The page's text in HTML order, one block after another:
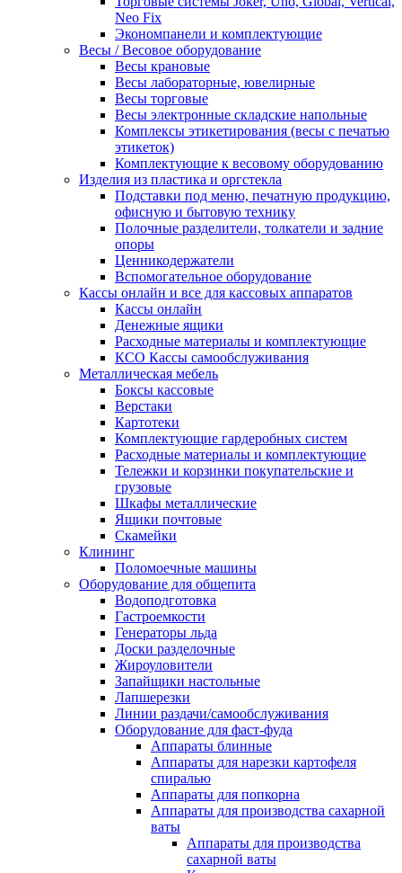
Neo Fix
Экономпанели и комплектующие
Весы / Весовое оборудование
Весы крановые
Весы лабораторные, ювелирные
Весы торговые
Весы электронные складские напольные
Комплексы этикетирования (весы с печатью
этикеток)
Комплектующие к весовому оборудованию
Изделия из пластика и оргстекла
Подставки под меню, печатную продукцию,
офисную и бытовую технику
Полочные разделители, толкатели и задние
опоры
Ценникодержатели
Вспомогательное оборудование
Кассы онлайн и все для кассовых аппаратов
Кассы онлайн
Денежные ящики
Расходные материалы и комплектующие
КСО Кассы самообслуживания
Металлическая мебель
Боксы кассовые
Верстаки
Картотеки
Комплектующие гардеробных систем
Расходные материалы и комплектующие
Тележки и корзинки покупательские и
грузовые
Шкафы металлические
Ящики почтовые
Скамейки
Клининг
Поломоечные машины
Оборудование для общепита
Водоподготовка
Гастроемкости
Генераторы льда
Доски разделочные
Жироуловители
Запайщики настольные
Лапшерезки
Линии раздачи/самообслуживания
Оборудование для фаст-фуда
Аппараты блинные
Аппараты для нарезки картофеля
спиралью
Аппараты для попкорна
Аппараты для производства сахарной
ваты
Аппараты для производства
сахарной ваты